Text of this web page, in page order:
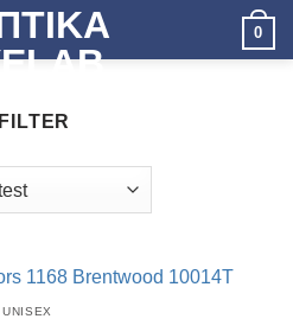
0
FILTER
UNISEX